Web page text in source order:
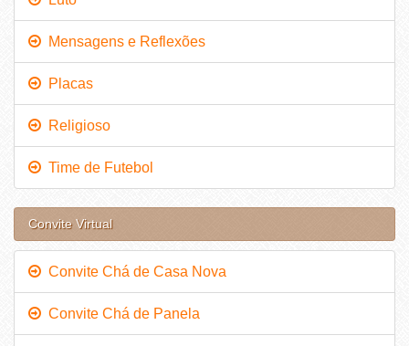
Mensagens e Reflexões
Placas
Religioso
Time de Futebol
Convite Virtual
Convite Chá de Casa Nova
Convite Chá de Panela